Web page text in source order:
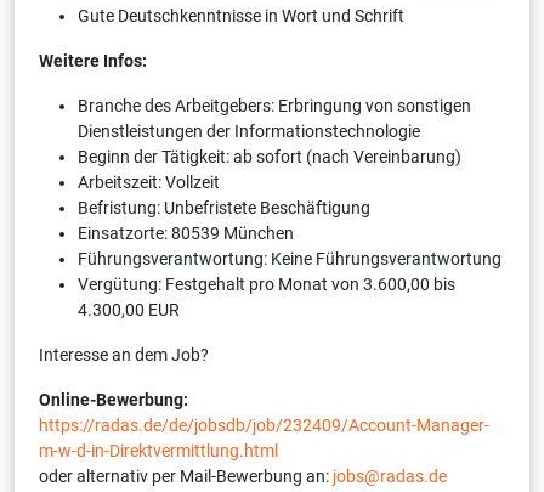
Gute Deutschkenntnisse in Wort und Schrift
Weitere Infos:
Branche des Arbeitgebers: Erbringung von sonstigen
Dienstleistungen der Informationstechnologie
Beginn der Tätigkeit: ab sofort (nach Vereinbarung)
Arbeitszeit: Vollzeit
Befristung: Unbefristete Beschäftigung
Einsatzorte: 80539 München
Führungsverantwortung: Keine Führungsverantwortung
Vergütung: Festgehalt pro Monat von 3.600,00 bis
4.300,00 EUR
Interesse an dem Job?
Online-Bewerbung:
https://radas.de/de/jobsdb/job/232409/Account-Manager-
m-w-d-in-Direktvermittlung.html
oder alternativ per Mail-Bewerbung an: jobs@radas.de